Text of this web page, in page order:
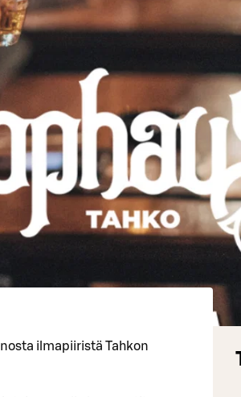
ilmapiiristä Tahkon